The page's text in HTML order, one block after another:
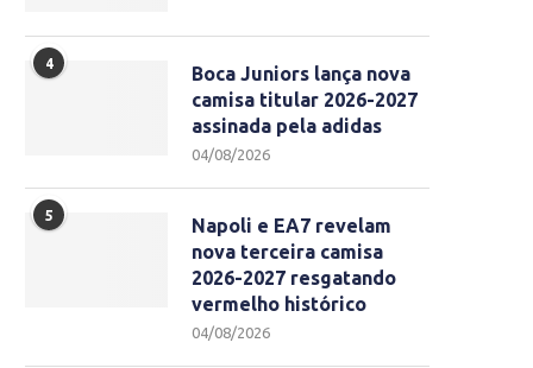
4
Boca Juniors lança nova
camisa titular 2026-2027
assinada pela adidas
04/08/2026
5
Napoli e EA7 revelam
nova terceira camisa
2026-2027 resgatando
vermelho histórico
04/08/2026